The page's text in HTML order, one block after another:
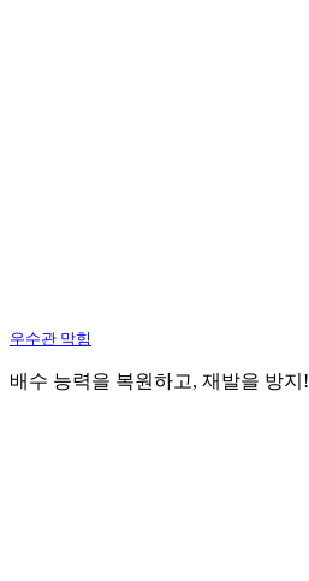
우수관 막힘
배수 능력을 복원하고, 재발을 방지!